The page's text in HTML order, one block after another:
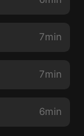
7min
7min
6min